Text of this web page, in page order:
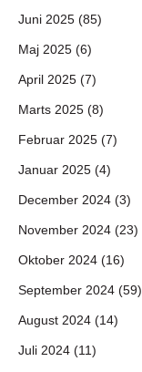
Juni 2025 (85)
Maj 2025 (6)
April 2025 (7)
Marts 2025 (8)
Februar 2025 (7)
Januar 2025 (4)
December 2024 (3)
November 2024 (23)
Oktober 2024 (16)
September 2024 (59)
August 2024 (14)
Juli 2024 (11)